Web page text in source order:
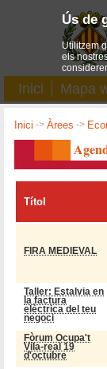
Inici Mapa
Inici ->Àrees ->
Títol
FIRA MEDIEVAL
Taller: Estalvia en
la factura
elèctrica del teu
negoci
Fòrum Ocupa't
Vila-real 19
d'octubre
Ús de
Utilitzem
els